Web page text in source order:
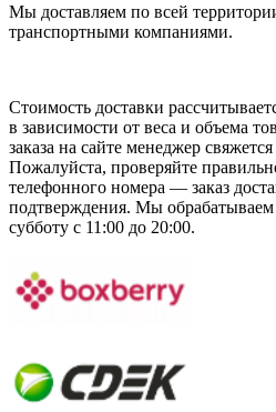
Мы доставляем по всей
транспортными компаниями.
Стоимость доставки
в зависимости от веса и объема
заказа на сайте менеджер
Пожалуйста, проверяйте
телефонного номера — заказ
подтверждения. Мы обрабатываем
субботу с 11:00 до 20:00.